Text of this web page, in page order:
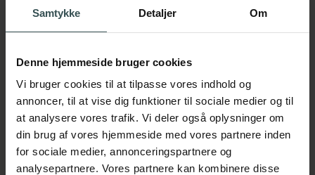
Samtykke Detaljer Om
Denne hjemmeside bruger cookies
Vi bruger cookies til at tilpasse vores indhold og
annoncer, til at vise dig funktioner til sociale medier og til
at analysere vores trafik. Vi deler også oplysninger om
din brug af vores hjemmeside med vores partnere inden
for sociale medier, annonceringspartnere og
analysepartnere. Vores partnere kan kombinere disse
Sundhed